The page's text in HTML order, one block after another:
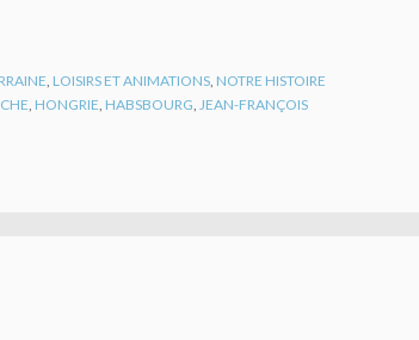
LOISIRS ET ANIMATIONS NOTRE HISTOIRE
HONGRIE HABSBOURG JEAN-FRANÇOIS